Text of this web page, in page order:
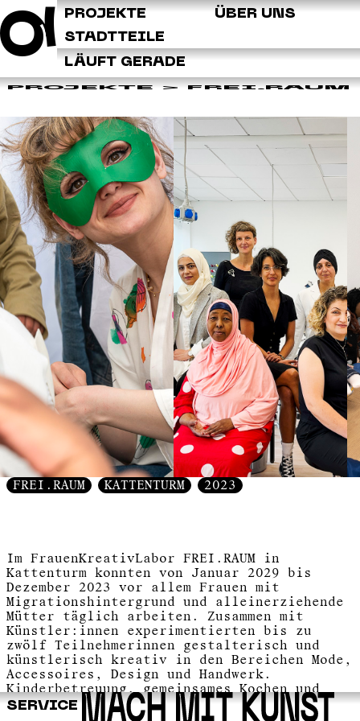
ÜBER UNS
PROJEKTE
STADTTEILE
LÄUFT GERADE
SERVICE
PROJEKTE > FREI.RAUM
FREI.RAUM KATTENTURM 2023
Im FrauenKreativLabor FREI.RAUM in
Kattenturm konnten von Januar 2029 bis
Dezember 2023 vor allem Frauen mit
Migrationshintergrund und alleinerziehende
Mütter täglich arbeiten. Zusammen mit
Künstler:innen experimentierten bis zu
zwölf Teilnehmerinnen gestalterisch und
künstlerisch kreativ in den Bereichen Mode,
Accessoires, Design und Handwerk.
Kinderbetreuung, gemeinsames Kochen und
Mittagessen wurden angeboten. Vielen Frauen
wurde durch das drei Jahre dauernde Projekt